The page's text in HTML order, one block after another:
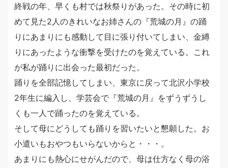
終戦の年、早くも村では秋祭りがあった。その時に初
めて見た2人のきれいなお姉さんの『荒城の月』の踊
りにあまりにも感動して目に張り付いてしまい、金縛
りにあったような衝撃を受けたのを覚えている。これ
が私が踊りに出会った最初だった。
踊りを全部記憶してしまい、東京に戻って北沢小学校
2年生に編入し、学芸会で『荒城の月』をずうずうし
くも一人で踊ったのを覚えている。
そして母にどうしても踊りを習いたいと懇願した。お
小遣いもおやつもいらないからと・・・。
あまりにも熱心にせがんだので、母は仕方なく母の浴